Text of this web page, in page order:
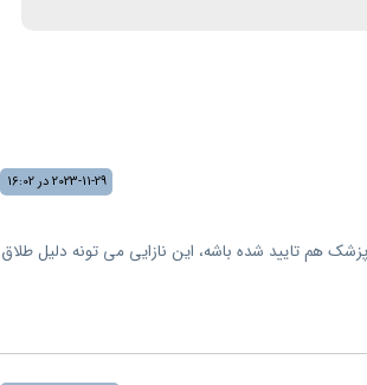
2023-11-29 در 16:02
هم تایید شده باشه، این نازایی می تونه دلیل طلاق